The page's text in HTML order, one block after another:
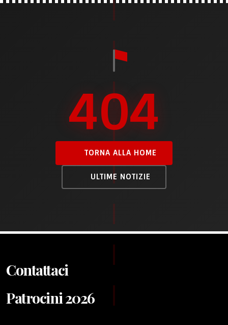
404
TORNA ALLA HOME
ULTIME NOTIZIE
Contattaci
Patrocini 2026